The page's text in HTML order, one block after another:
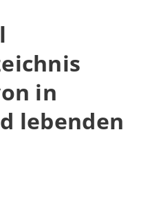
in
lebenden